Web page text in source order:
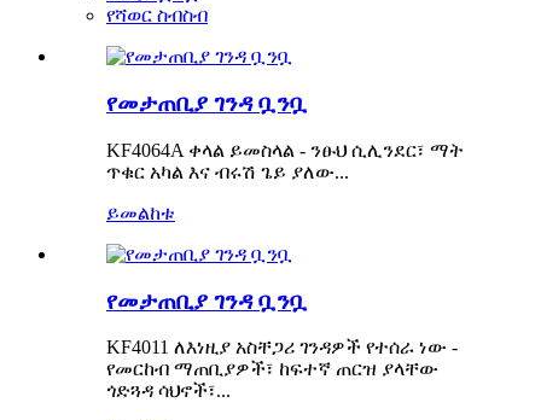
የሻወር ስብስብ
የመታጠቢያ ገንዳ ቧንቧ
KF4064A ቀላል ይመስላል - ንፁህ ሲሊንደር፣ ማት
ጥቁር አካል እና ብሩሽ ጌይ ያለው...
ይመልከቱ
የመታጠቢያ ገንዳ ቧንቧ
KF4011 ለእነዚያ አስቸጋሪ ገንዳዎች የተሰራ ነው -
የመርከብ ማጠቢያዎች፣ ከፍተኛ ጠርዝ ያላቸው
ጎድጓዳ ሳህኖች፣...